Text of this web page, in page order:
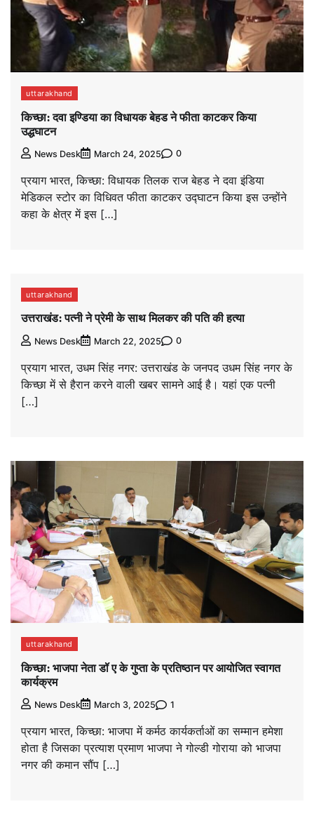
uttarakhand
किच्छा: दवा इण्डिया का विधायक बेहड ने फीता काटकर किया
उद्धघाटन
News Desk March 24, 2025 0
प्रयाग भारत, किच्छा: विधायक तिलक राज बेहड ने दवा इंडिया
मेडिकल स्टोर का विधिवत फीता काटकर उद्घाटन किया इस उन्होंने
कहा के क्षेत्र में इस […]
uttarakhand
उत्तराखंड: पत्नी ने प्रेमी के साथ मिलकर की पति की हत्या
News Desk March 22, 2025 0
प्रयाग भारत, उधम सिंह नगर: उत्तराखंड के जनपद उधम सिंह नगर के
किच्छा में से हैरान करने वाली खबर सामने आई है। यहां एक पत्नी
[…]
uttarakhand
किच्छा: भाजपा नेता डॉ ए के गुप्ता के प्रतिष्ठान पर आयोजित स्वागत
कार्यक्रम
News Desk March 3, 2025 1
प्रयाग भारत, किच्छा: भाजपा में कर्मठ कार्यकर्ताओं का सम्मान हमेशा
होता है जिसका प्रत्याश प्रमाण भाजपा ने गोल्डी गोराया को भाजपा
नगर की कमान सौंप […]